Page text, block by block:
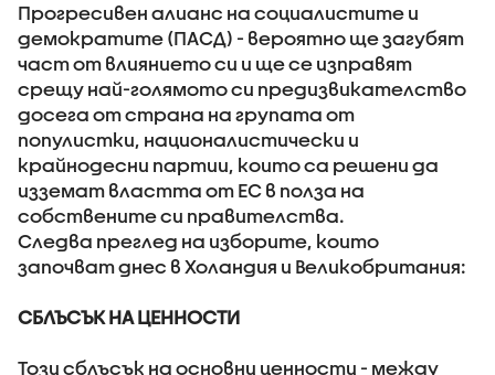
Прогресивен алианс на социалистите и
демократите (ПАСД) - вероятно ще загубят
част от влиянието си и ще се изправят
срещу най-голямото си предизвикателство
досега от страна на групата от
популистки, националистически и
крайнодесни партии, които са решени да
изземат властта от ЕС в полза на
собствените си правителства.
Следва преглед на изборите, които
започват днес в Холандия и Великобритания:
СБЛЪСЪК НА ЦЕННОСТИ
Този сблъсък на основни ценности - между